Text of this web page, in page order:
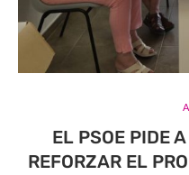
EL PSOE PIDE
REFORZAR EL